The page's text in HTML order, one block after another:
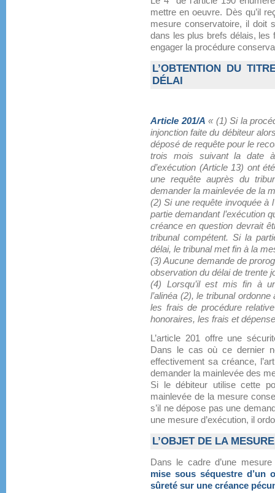
mettre en oeuvre. Dès qu’il
mesure conservatoire, il doit
dans les plus brefs délais, les
engager la procédure
L’OBTENTION DU
DÉLAI
Article 201/A « (1) Si la
injonction faite du débiteur
déposé de requête pour le
trois mois suivant la date
d’exécution (Article 13) ont
une requête auprès du
demander la mainlevée de la
(2) Si une requête invoquée à
partie demandant l’exécution
créance en question devrait
tribunal compétent. Si la
délai, le tribunal met fin à la
(3) Aucune demande de
observation du délai de trente
(4) Lorsqu’il est mis fin à
l’alinéa (2), le tribunal
les frais de procédure
honoraires, les frais et
L’article 201 offre une
Dans le cas où ce dernier
effectivement sa créance,
demander la mainlevée des
Si le débiteur utilise cette
mainlevée de la mesure
s’il ne dépose pas une
une mesure d’exécution, il
L’OBJET DE LA
Dans le cadre d’une
mise sous séquestre d’un
sûreté sur une créance